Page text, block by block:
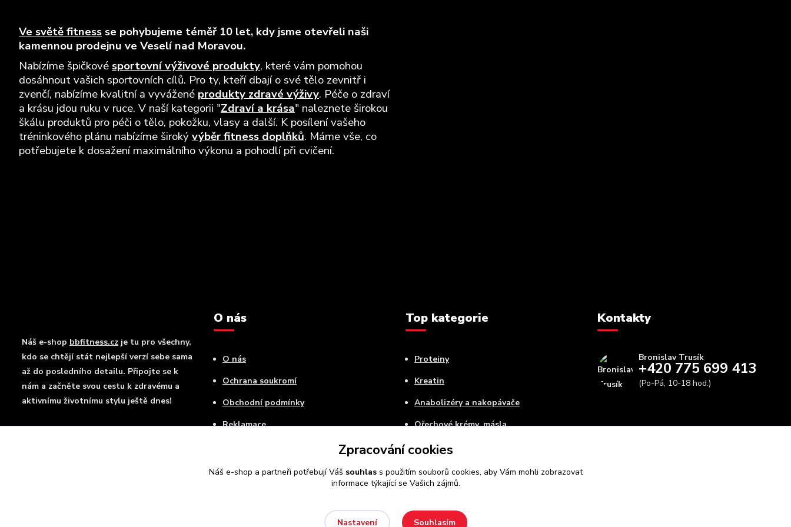
Ve světě fitness se pohybujeme téměř 10 let, kdy jsme otevřeli naši
kamennou prodejnu ve Veselí nad Moravou.
Nabízíme špičkové sportovní výživové produkty, které vám pomohou
dosáhnout vašich sportovních cílů. Pro ty, kteří dbají o své tělo zevnitř i
zvenčí, nabízíme kvalitní a vyvážené produkty zdravé výživy. Péče o zdraví
a krásu jdou ruku v ruce. V naší kategorii "Zdraví a krása" naleznete širokou
škálu produktů pro péči o tělo, pokožku, vlasy a další. K posílení vašeho
tréninkového plánu nabízíme širokývýběr fitness doplňků. Máme vše, co
potřebujete k dosažení maximálního výkonu a pohodlí při cvičení.
Náš e-shop bbfitness.cz je tu pro všechny,
kdo se chtějí stát nejlepší verzí sebe sama
až do posledního detailu. Připojte se k
nám a začněte svou cestu k zdravému a
aktivnímu životnímu stylu ještě dnes!
O nás
O nás
Ochrana soukromí
Obchodní podmínky
Reklamace
Doprava a platba
Top kategorie
Proteiny
Kreatin
Anabolizéry a nakopávače
Ořechové krémy, másla
Aminokyseliny
Speciální balíčky
Kontakty
Bronislav Trusík
+420 775 699 413
(Po-Pá, 10-18 hod.)
Zpracování cookies
Náš e-shop a partneři potřebují Váš souhlass použitím souborů cookies, aby Vám mohli zobrazovat
informace týkající se Vašich zájmů.
Nastavení Souhlasím